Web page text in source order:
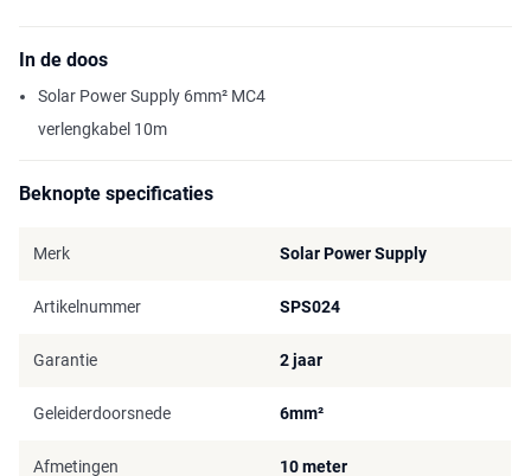
In de doos
Solar Power Supply 6mm² MC4
verlengkabel 10m
Beknopte specificaties
Merk Solar Power Supply
Artikelnummer SPS024
Garantie 2 jaar
Geleiderdoorsnede 6mm²
Afmetingen 10 meter